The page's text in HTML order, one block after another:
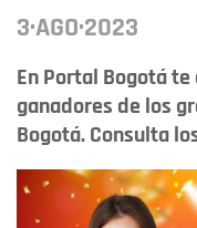
3·AGO·2023
En Portal Bogotá
ganadores de los
Bogotá. Consulta